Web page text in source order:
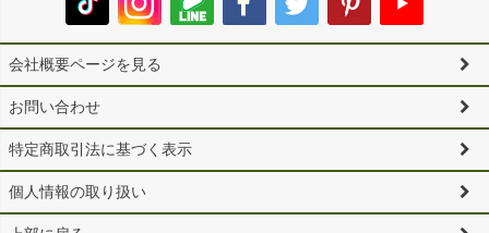
会社概要ページを見る
お問い合わせ
特定商取引法に基づく表示
個人情報の取り扱い